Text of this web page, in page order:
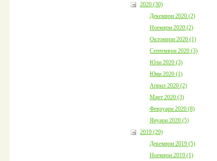
2020 (30)
Декември 2020 (2)
Ноември 2020 (2)
Октомври 2020 (1)
Септември 2020 (3)
Юли 2020 (3)
Юни 2020 (1)
Април 2020 (2)
Март 2020 (3)
Февруари 2020 (8)
Януари 2020 (5)
2019 (29)
Декември 2019 (5)
Ноември 2019 (1)